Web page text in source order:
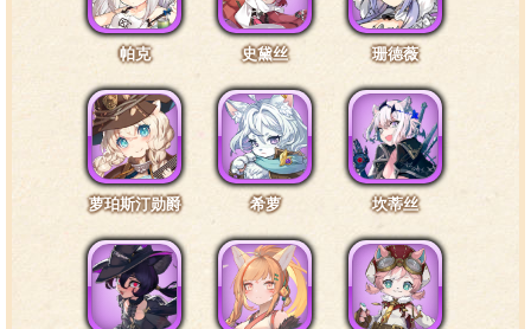
帕克 史黛丝 珊德薇
萝珀斯汀勋爵 希萝 坎蒂丝